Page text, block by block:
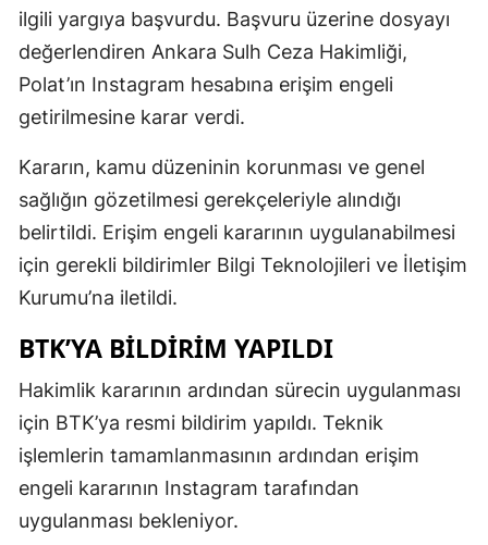
ilgili yargıya başvurdu. Başvuru üzerine dosyayı
değerlendiren Ankara Sulh Ceza Hakimliği,
Polat’ın Instagram hesabına erişim engeli
getirilmesine karar verdi.
Kararın, kamu düzeninin korunması ve genel
sağlığın gözetilmesi gerekçeleriyle alındığı
belirtildi. Erişim engeli kararının uygulanabilmesi
için gerekli bildirimler Bilgi Teknolojileri ve İletişim
Kurumu’na iletildi.
BTK’YA BİLDİRİM YAPILDI
Hakimlik kararının ardından sürecin uygulanması
için BTK’ya resmi bildirim yapıldı. Teknik
işlemlerin tamamlanmasının ardından erişim
engeli kararının Instagram tarafından
uygulanması bekleniyor.